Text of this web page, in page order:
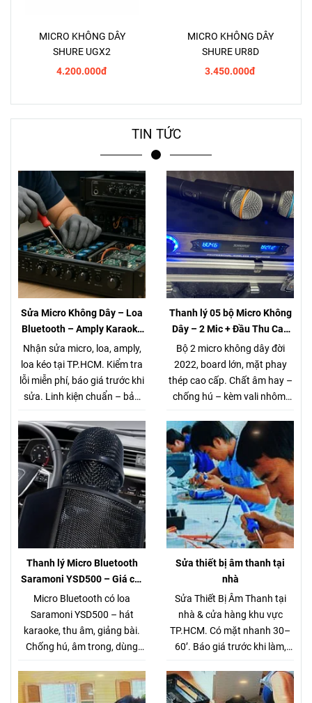
MICRO KHÔNG DÂY
SHURE UGX2
4.200.000đ
MICRO KHÔNG DÂY
SHURE UR8D
3.450.000đ
TIN TỨC
Sửa Micro Không Dây – Loa
Bluetooth – Amply Karaoke
– Loa Kéo Tại TP.HCM |
Kiểm Tra Miễn Phí
Nhận sửa micro, loa, amply,
loa kéo tại TP.HCM. Kiểm tra
lỗi miễn phí, báo giá trước khi
sửa. Linh kiện chuẩn – bảo
168 162.
Thanh lý 05 bộ Micro Không
Dây – 2 Mic + Đầu Thu Cao
cấp – Giá chỉ 980K
Bộ 2 micro không dây đời
2022, board lớn, mặt phay
thép cao cấp. Chất âm hay –
chống hú – kèm vali nhôm.
tại Võ Văn Tần, Q3.
Thanh lý Micro Bluetooth
Saramoni YSD500 – Giá chỉ
280.000đ (Hàng chuẩn gần 1
triệu)
Micro Bluetooth có loa
Saramoni YSD500 – hát
karaoke, thu âm, giảng bài.
Chống hú, âm trong, dùng
thanh lý 280K.
Sửa thiết bị âm thanh tại
nhà
Sửa Thiết Bị Âm Thanh tại
nhà & cửa hàng khu vực
TP.HCM. Có mặt nhanh 30–
60’. Báo giá trước khi làm,